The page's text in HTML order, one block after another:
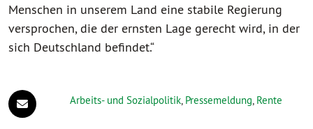
Menschen in unserem Land eine stabile Regierung
versprochen, die der ernsten Lage gerecht wird, in der
sich Deutschland befindet.“
Arbeits- und Sozialpolitik, Pressemeldung, Rente